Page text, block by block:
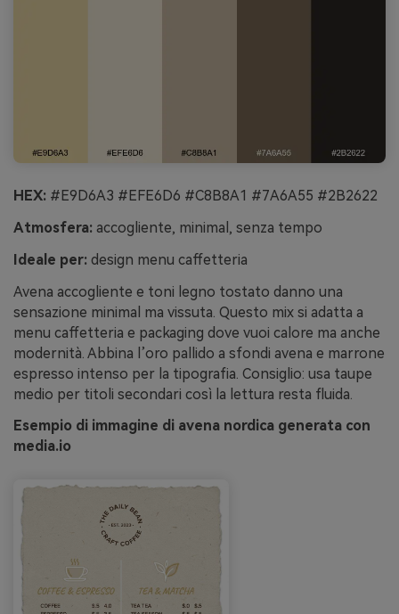
HEX: #E9D6A3 #EFE6D6 #C8B8A1 #7A6A55 #2B2622
Atmosfera: accogliente, minimal, senza tempo
Ideale per: design menu caffetteria
Avena accogliente e toni legno tostato danno una
sensazione minimal ma vissuta. Questo mix si adatta a
menu caffetteria e packaging dove vuoi calore ma anche
modernità. Abbina l’oro pallido a sfondi avena e marrone
espresso intenso per la tipografia. Consiglio: usa taupe
medio per titoli secondari così la lettura resta fluida.
Esempio di immagine di avena nordica generata con
media.io